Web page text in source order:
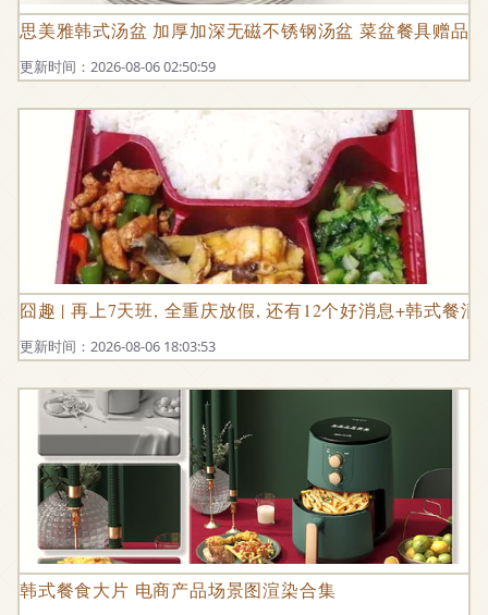
思美雅韩式汤盆 加厚加深无磁不锈钢汤盆 菜盆餐具赠品
更新时间：2026-08-06 02:50:59
囧趣 | 再上7天班, 全重庆放假, 还有12个好消息+韩式餐清
更新时间：2026-08-06 18:03:53
韩式餐食大片 电商产品场景图渲染合集